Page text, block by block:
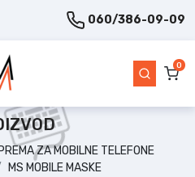
060/386-09-09
0
ZA MOBILNE TELEFONE
MS MOBILE MASKE